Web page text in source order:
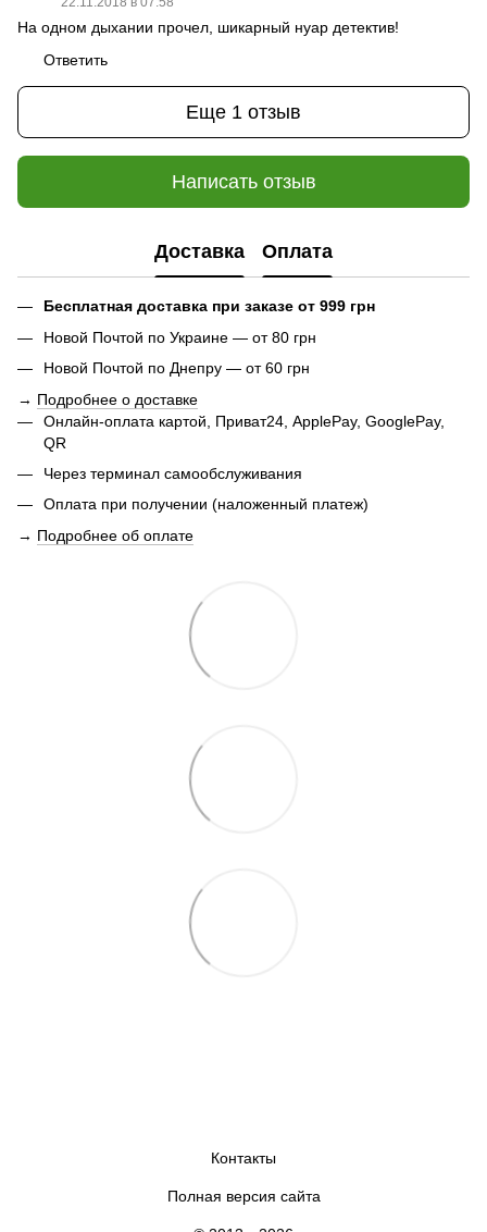
На одном дыхании прочел, шикарный нуар детектив!
Ответить
Еще 1 отзыв
Написать отзыв
Доставка Оплата
Бесплатная доставка при заказе от 999 грн
Новой Почтой по Украине — от 80 грн
Новой Почтой по Днепру — от 60 грн
→ Подробнее о доставке
Онлайн-оплата картой, Приват24, ApplePay, GooglePay,
QR
Через терминал самообслуживания
Оплата при получении (наложенный платеж)
→ Подробнее об оплате
Контакты
Полная версия сайта